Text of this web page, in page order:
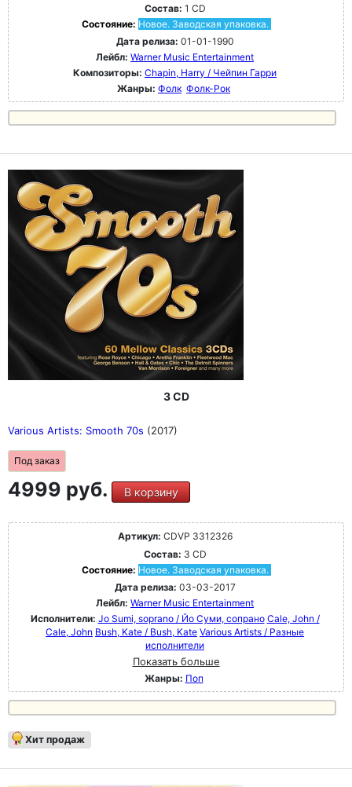
Состав: 1 CD
Состояние: Новое. Заводская упаковка.
Дата релиза: 01-01-1990
Лейбл: Warner Music Entertainment
Композиторы: Chapin, Harry / Чейпин Гарри
Жанры: Фолк Фолк-Рок
3 CD
Various Artists: Smooth 70s (2017)
Под заказ
4999 руб. В корзину
Артикул: CDVP 3312326
Состав: 3 CD
Состояние: Новое. Заводская упаковка.
Дата релиза: 03-03-2017
Лейбл: Warner Music Entertainment
Исполнители: Jo Sumi, soprano / Йо Суми, сопрано Cale, John /
Cale, John Bush, Kate / Bush, Kate Various Artists / Разные
исполнители
Показать больше
Жанры: Поп
Хит продаж